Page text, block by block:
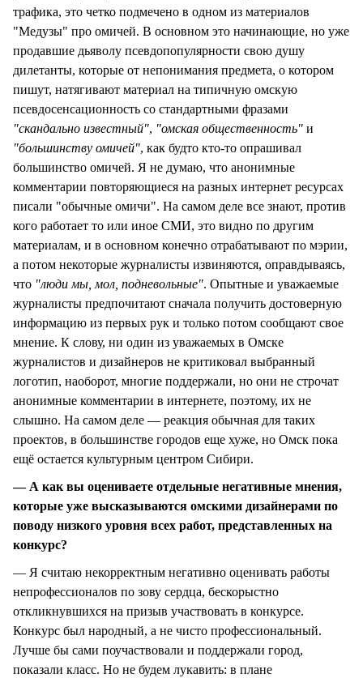
трафика, это четко подмечено в одном из материалов
"Медузы" про омичей. В основном это начинающие, но уже
продавшие дьяволу псевдопопулярности свою душу
дилетанты, которые от непонимания предмета, о котором
пишут, натягивают материал на типичную омскую
псевдосенсационность со стандартными фразами
"скандально известный", "омская общественность" и
"большинству омичей", как будто кто-то опрашивал
большинство омичей. Я не думаю, что анонимные
комментарии повторяющиеся на разных интернет ресурсах
писали "обычные омичи". На самом деле все знают, против
кого работает то или иное СМИ, это видно по другим
материалам, и в основном конечно отрабатывают по мэрии,
а потом некоторые журналисты извиняются, оправдываясь,
что "люди мы, мол, подневольные". Опытные и уважаемые
журналисты предпочитают сначала получить достоверную
информацию из первых рук и только потом сообщают свое
мнение. К слову, ни один из уважаемых в Омске
журналистов и дизайнеров не критиковал выбранный
логотип, наоборот, многие поддержали, но они не строчат
анонимные комментарии в интернете, поэтому, их не
слышно. На самом деле — реакция обычная для таких
проектов, в большинстве городов еще хуже, но Омск пока
ещё остается культурным центром Сибири.
— А как вы оцениваете отдельные негативные мнения,
которые уже высказываются омскими дизайнерами по
поводу низкого уровня всех работ, представленных на
конкурс?
— Я считаю некорректным негативно оценивать работы
непрофессионалов по зову сердца, бескорыстно
откликнувшихся на призыв участвовать в конкурсе.
Конкурс был народный, а не чисто профессиональный.
Лучше бы сами поучаствовали и поддержали город,
показали класс. Но не будем лукавить: в плане